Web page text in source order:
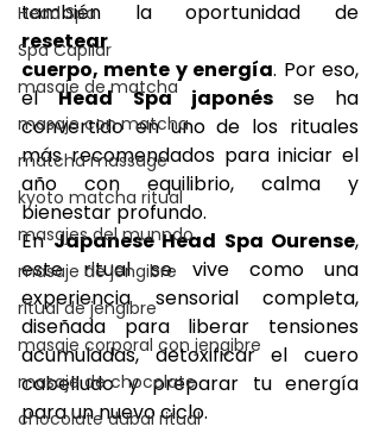
Head Spa
Spa Capilar
masaje de matcha
masaje con matcha
matcha massage
kyoto matcha ritual
masajes del munndo
masaje de jengibre
ritual de jengibre
masaje corporal con jengibre
masaje de chocolate
chocolate dubai ritual
resetear
cuerpo, mente y energía. Por eso,
el Head Spa japonés se ha
convertido en uno de los rituales
más recomendados para iniciar el
año con equilibrio, calma y
bienestar profundo.
En Japanese Head Spa Ourense,
este ritual se vive como una
experiencia sensorial completa,
diseñada para liberar tensiones
acumuladas, detoxificar el cuero
cabelludo y preparar tu energía
para un nuevo ciclo.